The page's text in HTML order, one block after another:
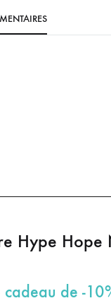
Hype Hope
cadeau de -